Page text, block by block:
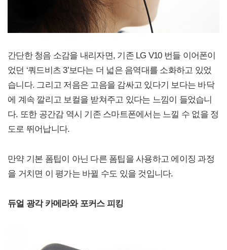
간단한 청음 소감을 내리자면, 기존 LG V10 번들 이어폰이
었던 ‘쿼드비츠 3’보다는 더 넓은 음역대를 소화하고 있었
습니다. 그리고 저음은 고음을 감싸고 있다기 보다는 바닥
에 계속 깔리고 보컬을 받쳐주고 있다는 느낌이 들었습니
다. 또한 공간감 역시 기존 스마트폰에서는 느낄 수 없을 정
도로 뛰어납니다.
만약 기본 폼팁이 아닌 다른 폼팁을 사용하고 에이징 과정
을 거치면 이 평가는 바뀔 수도 있을 것입니다.
듀얼 광각 카메라와 포커스 피킹